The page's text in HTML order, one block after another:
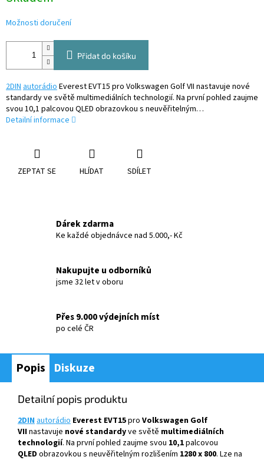
Možnosti doručení
Přidat do košíku
2DINautorádioEverest EVT15 pro Volkswagen Golf VII nastavuje nové
standardy ve světě multimediálních technologií. Na první pohled zaujme
svou 10,1 palcovou QLED obrazovkou s neuvěřitelným…
Detailní informace
ZEPTAT SE HLÍDAT SDÍLET
Dárek zdarma
Ke každé objednávce nad 5.000,- Kč
Nakupujte u odborníků
jsme 32 let v oboru
Přes 9.000 výdejních míst
po celé ČR
Popis Diskuze
Detailní popis produktu
2DINautorádio Everest EVT15pro Volkswagen Golf
VIInastavuje nové standardyve světě multimediálních
technologií. Na první pohled zaujme svou 10,1palcovou
QLED obrazovkou s neuvěřitelným rozlišením 1280 x 800. Lze na